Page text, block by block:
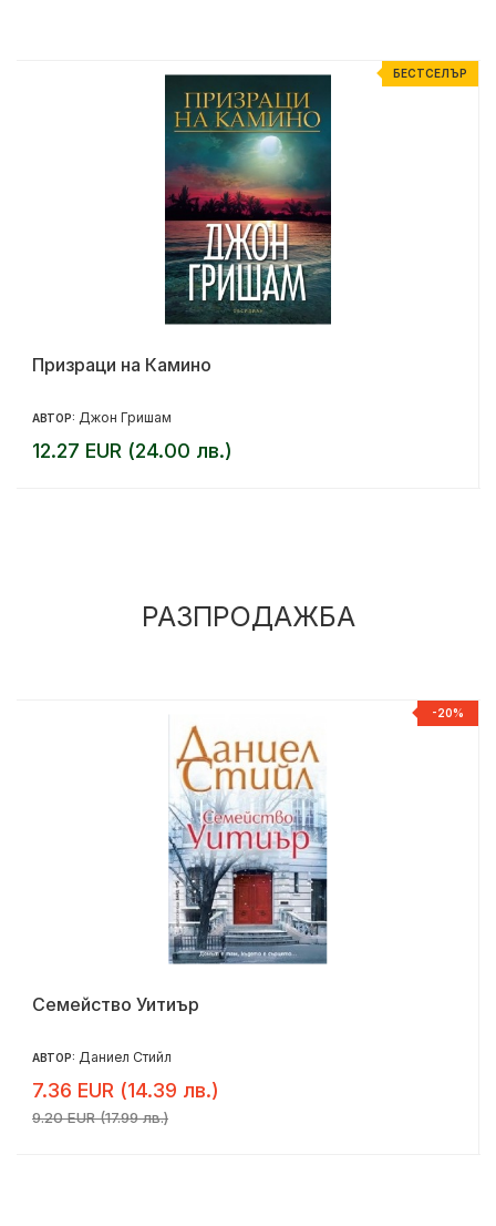
БЕСТСЕЛЪР
Призраци на Камино
АВТОР: Джон Гришам
12.27 EUR (24.00 лв.)
РАЗПРОДАЖБА
-20%
Семейство Уитиър
АВТОР: Даниел Стийл
7.36 EUR (14.39 лв.)
9.20 EUR (17.99 лв.)